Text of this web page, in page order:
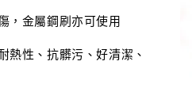
，金屬鋼刷亦可使用
熱性、抗髒污、好清潔、